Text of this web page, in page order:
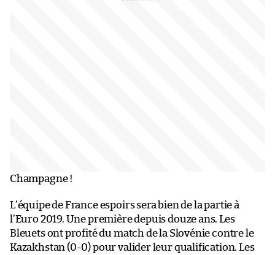
Champagne !
L’équipe de France espoirs sera bien de la partie à
l’Euro 2019. Une première depuis douze ans. Les
Bleuets ont profité du match de la Slovénie contre le
Kazakhstan (0-0) pour valider leur qualification. Les